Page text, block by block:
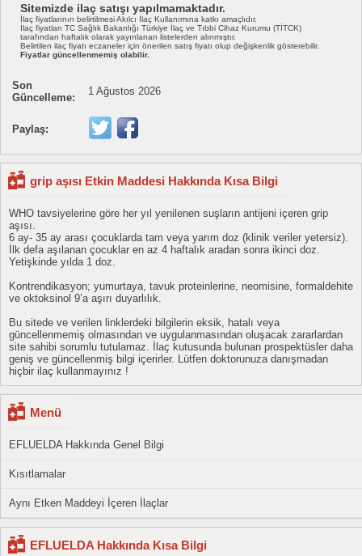
Sitemizde ilaç satışı yapılmamaktadır.
İlaç fiyatlarının belirtilmesi Akılcı İlaç Kullanımına katkı amaçlıdır.
İlaç fiyatları TC Sağlık Bakanlığı Türkiye İlaç ve Tıbbi Cihaz Kurumu (TİTCK)
tarafından haftalık olarak yayınlanan listelerden alınmıştır.
Belirtilen ilaç fiyatı eczaneler için önerilen satış fiyatı olup değişkenlik gösterebilir.
Fiyatlar güncellenmemiş olabilir.
Son
Güncelleme:
1 Ağustos 2026
Paylaş:
grip aşısı Etkin Maddesi Hakkında Kısa Bilgi
WHO tavsiyelerine göre her yıl yenilenen suşların antijeni içeren grip
aşısı.
6 ay- 35 ay arası çocuklarda tam veya yarım doz (klinik veriler yetersiz).
İlk defa aşılanan çocuklar en az 4 haftalık aradan sonra ikinci doz.
Yetişkinde yılda 1 doz.
Kontrendikasyon; yumurtaya, tavuk proteinlerine, neomisine, formaldehite
ve oktoksinol 9’a aşırı duyarlılık.
Bu sitede ve verilen linklerdeki bilgilerin eksik, hatalı veya
güncellenmemiş olmasından ve uygulanmasından oluşacak zararlardan
site sahibi sorumlu tutulamaz. İlaç kutusunda bulunan prospektüsler daha
geniş ve güncellenmiş bilgi içerirler. Lütfen doktorunuza danışmadan
hiçbir ilaç kullanmayınız !
Menü
EFLUELDA Hakkında Genel Bilgi
Kısıtlamalar
Aynı Etken Maddeyi İçeren İlaçlar
EFLUELDA Hakkında Kısa Bilgi